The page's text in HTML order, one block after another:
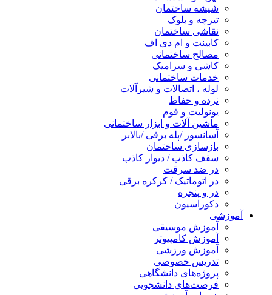
شیشه ساختمان
تیرچه و بلوک
نقاشی ساختمان
کابینت و ام دی اف
مصالح ساختمانی
کاشی و سرامیک
خدمات ساختمانی
لوله ، اتصالات و شیرآلات
نرده و حفاظ
یونولیت و فوم
ماشین آلات و ابزار ساختمانی
آسانسور /پله برقی /بالابر
بازسازی ساختمان
سقف کاذب / دیوار کاذب
در ضد سرقت
در اتوماتیک / کرکره برقی
در و پنجره
دکوراسیون
آموزشی
آموزش موسیقی
آموزش کامپیوتر
آموزش ورزشی
تدریس خصوصی
پروژه‌های دانشگاهی
فرصت‌های دانشجویی